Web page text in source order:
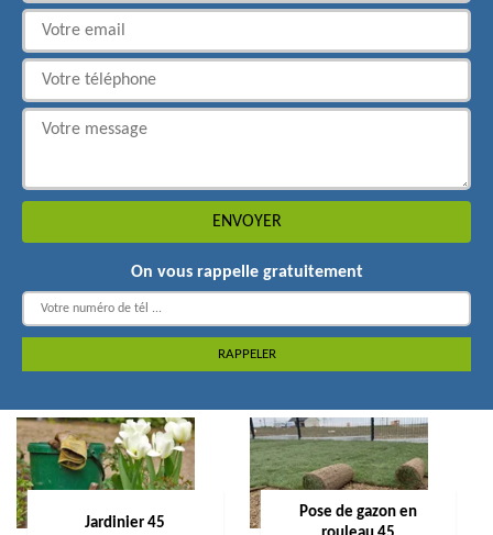
On vous rappelle gratuitement
Jardinier 45
Pose de gazon en